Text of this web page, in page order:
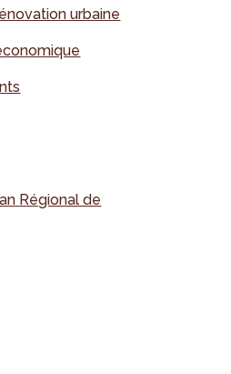
urbaine
Régional de